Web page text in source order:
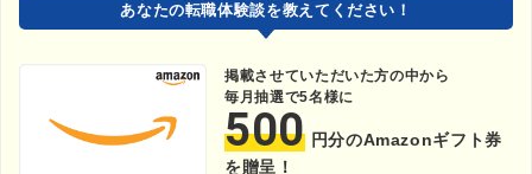
あなたの転職体験談を教えてください！
掲載させていただいた方の中から
毎月抽選で5名様に
500 円分のAmazonギフト券
を贈呈！